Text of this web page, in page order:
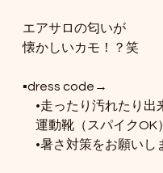
エアサロの匂いが
懐かしいカモ！？笑
▪️dress code→
•走ったり汚れたり出
運動靴（スパイクOK）
•暑さ対策をお願いし